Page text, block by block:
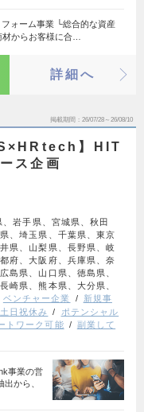
ォーム事業 └総合的な資産
からお客様に合…
詳細へ
掲載期間 26/07/28～26/08/10
】HIT
ス企画
、岩手県、宮城県、秋田
、埼玉県、千葉県、東京
県、山梨県、長野県、岐
府、大阪府、兵庫県、奈
島県、山口県、徳島県、
崎県、熊本県、大分県、
ベンチャー企業
新規事
土日祝休み
ポテンシャル
トワーク可能
副業して
事業の営
から、